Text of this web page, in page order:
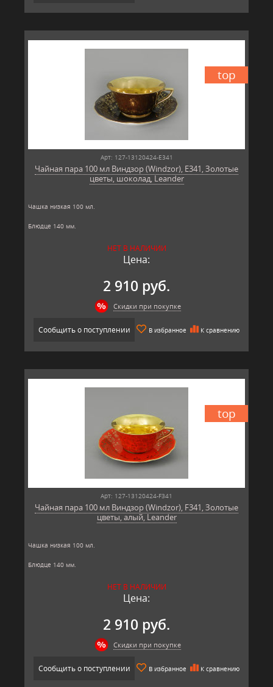
top
Арт: 127-13120424-E341
Чайная пара 100 мл Виндзор (Windzor), E341, Золотые
цветы, шоколад, Leander
Чашка низкая 100 мл.
Блюдце 140 мм.
Материал: твёрдый фарфор, позолота
Производитель: Leander, Чехия.
НЕТ В НАЛИЧИИ
Цена:
2 910 руб.
Скидки при покупке
Сообщить о поступлении В избранное К сравнению
top
Арт: 127-13120424-F341
Чайная пара 100 мл Виндзор (Windzor), F341, Золотые
цветы, алый, Leander
Чашка низкая 100 мл.
Блюдце 140 мм.
Материал: твёрдый фарфор, позолота
Производитель: Leander, Чехия.
НЕТ В НАЛИЧИИ
Цена:
2 910 руб.
Скидки при покупке
Сообщить о поступлении В избранное К сравнению